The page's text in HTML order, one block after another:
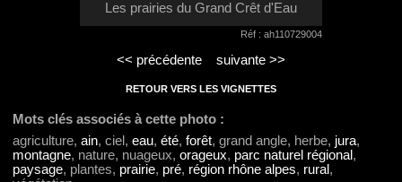
Les prairies du Grand Crêt d'Eau
Réf : ah110729004
<< précédente suivante >>
RETOUR VERS LES VIGNETTES
Mots clés associés à cette photo :
agriculture, ain, ciel, eau, été, forêt, grand angle, herbe, jura,
montagne, nature, nuageux, orageux, parc naturel régional ,
paysage, plantes, prairie, pré, région rhône alpes, rural ,